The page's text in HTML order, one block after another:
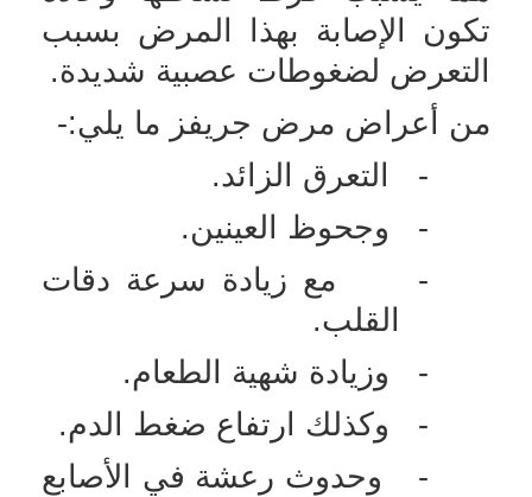
تكون الإصابة بهذا المرض بسبب
التعرض لضغوطات عصبية شديدة.
من أعراض مرض جريفز ما يلي:-
-
التعرق الزائد.
-
وجحوظ العينين.
-
مع زيادة سرعة دقات
القلب.
-
وزيادة شهية الطعام.
-
وكذلك ارتفاع ضغط الدم.
-
وحدوث رعشة في الأصابع